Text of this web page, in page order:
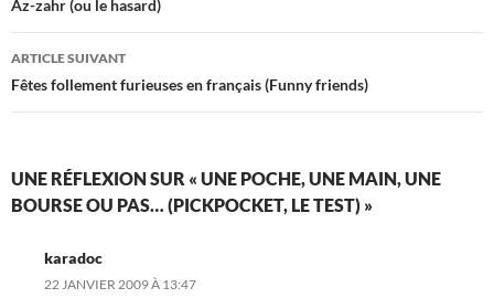
des
articles
Az-zahr (ou le hasard)
ARTICLE SUIVANT
Fêtes follement furieuses en français (Funny friends)
UNE RÉFLEXION SUR « UNE POCHE, UNE MAIN, UNE
BOURSE OU PAS… (PICKPOCKET, LE TEST) »
karadoc
22 JANVIER 2009 À 13:47